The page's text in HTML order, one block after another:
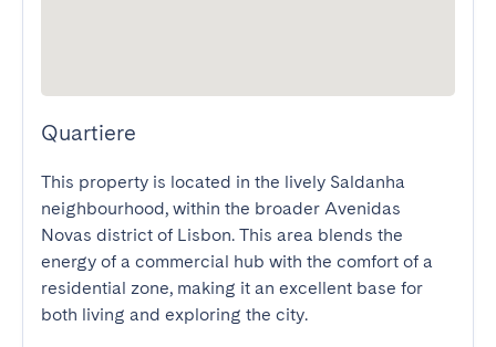
Quartiere
This property is located in the lively Saldanha
neighbourhood, within the broader Avenidas
Novas district of Lisbon. This area blends the
energy of a commercial hub with the comfort of a
residential zone, making it an excellent base for
both living and exploring the city.